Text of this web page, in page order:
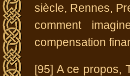
siècle, Rennes,
comment
compensation
[95] A ce propos,